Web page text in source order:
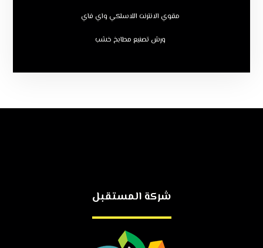
مقوي الانترنت اللاسلكي واي فاي
ورش تصنيع مطابخ خشب
شركة المستقبل